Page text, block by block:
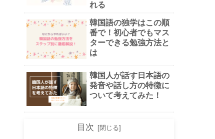
れる
韓国語の独学はこの順
番で！初心者でもマス
ターできる勉強方法と
は
韓国人が話す日本語の
発音や話し方の特徴に
ついて考えてみた！
目次